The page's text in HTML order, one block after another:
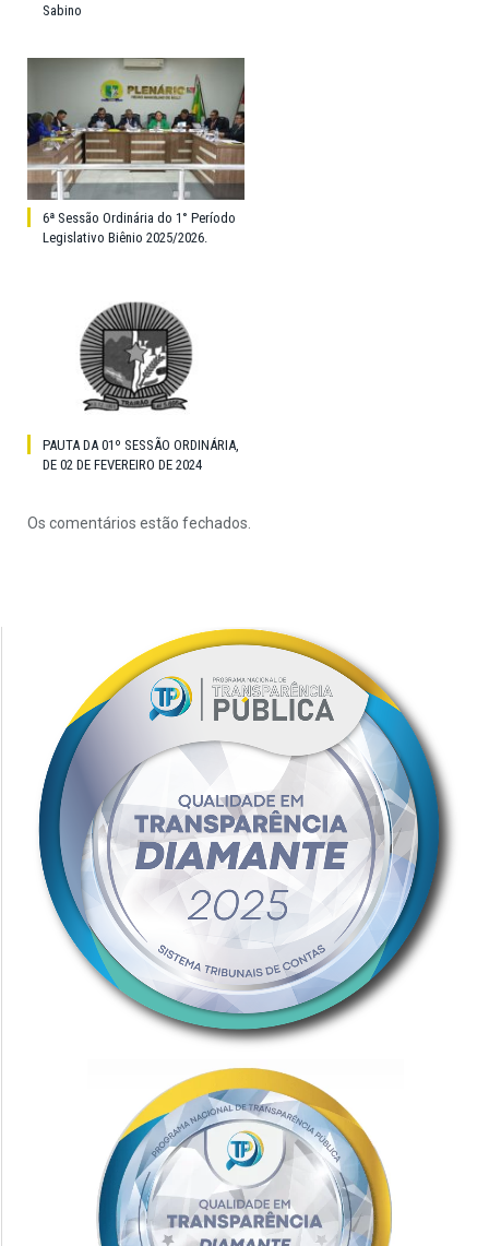
Sabino
6ª Sessão Ordinária do 1° Período
Legislativo Biênio 2025/2026.
PAUTA DA 01º SESSÃO ORDINÁRIA,
DE 02 DE FEVEREIRO DE 2024
Os comentários estão fechados.